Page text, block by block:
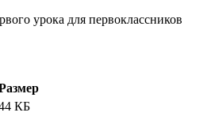
урока для первоклассников
КБ